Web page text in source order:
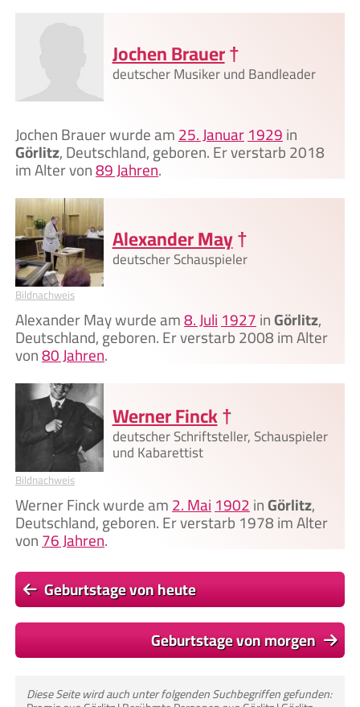
Jochen Brauer†
deutscher Musiker und Bandleader
Jochen Brauer wurde am25. Januar1929in
Görlitz, Deutschland, geboren. Er verstarb 2018
im Alter von89 Jahren.
Bildnachweis
Alexander May†
deutscher Schauspieler
Alexander May wurde am8. Juli1927inGörlitz,
Deutschland, geboren. Er verstarb 2008 im Alter
von80 Jahren.
Bildnachweis
Werner Finck†
deutscher Schriftsteller, Schauspieler
und Kabarettist
Werner Finck wurde am2. Mai1902inGörlitz,
Deutschland, geboren. Er verstarb 1978 im Alter
von76 Jahren.
Geburtstage von heute
Geburtstage von morgen
Diese Seite wird auch unter folgenden Suchbegriffen gefunden: